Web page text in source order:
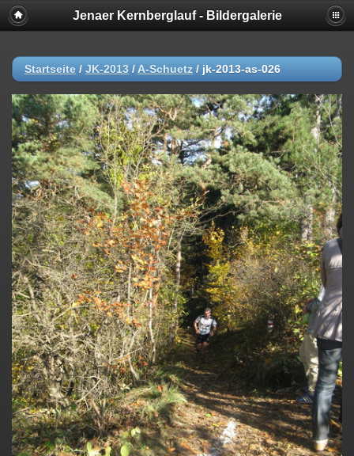
Jenaer Kernberglauf - Bildergalerie
Startseite / JK-2013 / A-Schuetz / jk-2013-as-026